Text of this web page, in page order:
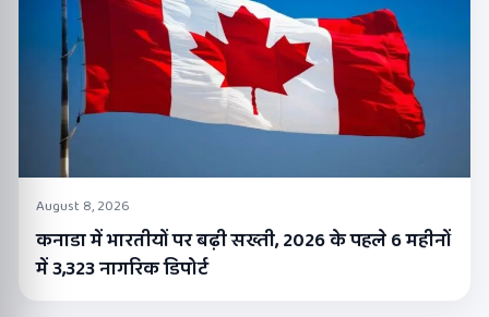
August 8, 2026
कनाडा में भारतीयों पर बढ़ी सख्ती, 2026 के पहले 6 महीनों
में 3,323 नागरिक डिपोर्ट